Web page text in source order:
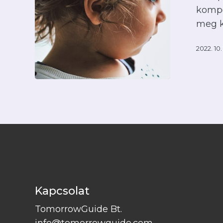
meg
2022. 10.
Kapcsolat
TomorrowGuide Bt.